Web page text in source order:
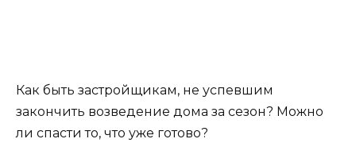
Как быть застройщикам, не успевшим
закончить возведение дома за сезон? Можно
ли спасти то, что уже готово?